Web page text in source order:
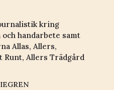
kring
handarbete samt
Allas, Allers,
Runt, Allers Trädgård